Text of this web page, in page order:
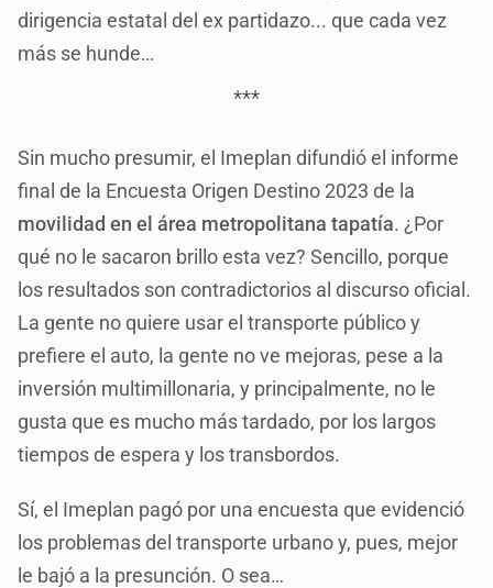
dirigencia estatal del ex partidazo... que cada vez
más se hunde…
***
Sin mucho presumir, el Imeplan difundió el informe
final de la Encuesta Origen Destino 2023 de la
movilidad en el área metropolitana tapatía. ¿Por
qué no le sacaron brillo esta vez? Sencillo, porque
los resultados son contradictorios al discurso oficial.
La gente no quiere usar el transporte público y
prefiere el auto, la gente no ve mejoras, pese a la
inversión multimillonaria, y principalmente, no le
gusta que es mucho más tardado, por los largos
tiempos de espera y los transbordos.
Sí, el Imeplan pagó por una encuesta que evidenció
los problemas del transporte urbano y, pues, mejor
le bajó a la presunción. O sea…